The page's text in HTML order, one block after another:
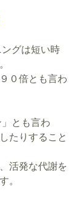
グは短い時
０倍とも言わ
とも言わ
たりすること
活発な代謝を
。